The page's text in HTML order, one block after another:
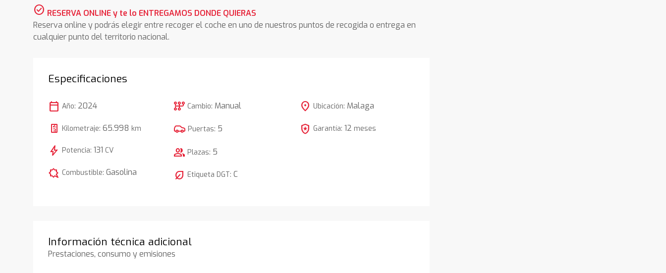
check_circle RESERVA ONLINE y te lo ENTREGAMOS DONDE QUIERAS
Reserva online y podrás elegir entre recoger el coche en uno de nuestros puntos de recogida o entrega en
cualquier punto del territorio nacional.
Especificaciones
calendar_today Año: 2024
Kilometraje:65.998 km
bolt Potencia:131 CV
comic_bubble Combustible:Gasolina
auto_transmission Cambio: Manual
Puertas: 5
group Plazas: 5
nest_eco_leaf Etiqueta DGT:C
location_on Ubicación: Malaga
local_police Garantía: 12 meses
Información técnica adicional
Prestaciones, consumo y emisiones